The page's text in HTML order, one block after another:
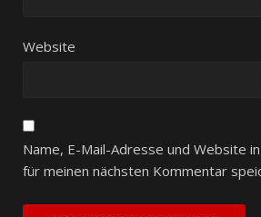
Website
Name, E-Mail-Adresse und Website
für meinen nächsten Kommentar